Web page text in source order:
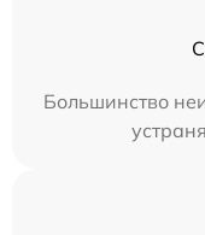
Большинство